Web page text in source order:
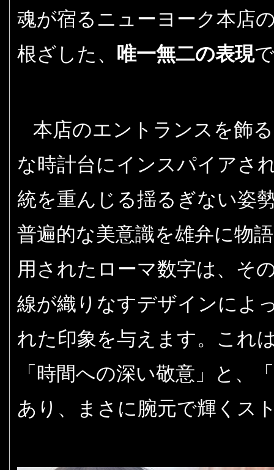
魂が宿るニューヨーク本店
根ざした、 唯一無二の表現
本店のエントランスを飾
な時計台にインスパイアさ
統を重んじる揺るぎない姿
普遍的な美意識を雄弁に物
用されたローマ数字は、そ
線が織りなすデザインによ
れた印象を与えます。これ
「時間への深い敬意」と、
あり、まさに腕元で輝くス